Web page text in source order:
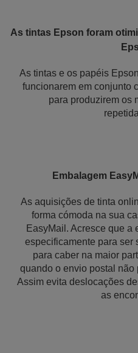
As tintas Epson foram
As tintas e os papéis
funcionarem em conjunto
para produzirem os
Embalagem
As aquisições de tinta
forma cómoda na sua
EasyMail. Acresce que a
especificamente para ser
para caber na maior
quando o envio postal não
Assim evita deslocações
as